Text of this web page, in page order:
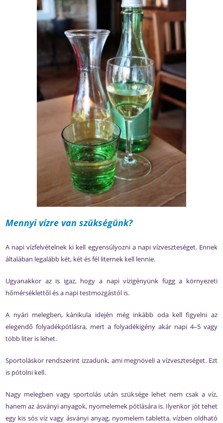
Mennyi vízre van szükségünk?
A napi vízfelvételnek ki kell egyensúlyozni a napi vízveszteséget. Ennek
általában legalább két, két és fél liternek kell lennie.
Ugyanakkor az is igaz, hogy a napi vízigényünk függ a környezeti
hőmérséklettől és a napi testmozgástól is.
A nyári melegben, kánikula idején még inkább oda kell figyelni az
elegendő folyadékpótlásra, mert a folyadékigény akár napi 4–5 vagy
több liter is lehet.
Sportoláskor rendszerint izzadunk, ami megnöveli a vízveszteséget. Ezt
is pótolni kell.
Nagy melegben vagy sportolás után szüksége lehet nem csak a víz,
hanem az ásványi anyagok, nyomelemek pótlására is. Ilyenkor jót tehet
egy kis sós víz vagy ásványi anyag, nyomelem tabletta, vízben oldható